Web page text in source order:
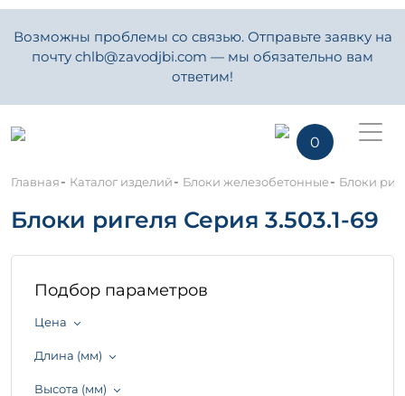
Возможны проблемы со связью. Отправьте заявку на
почту chlb@zavodjbi.com — мы обязательно вам
ответим!
0
Главная- Каталог изделий- Блоки железобетонные- Блоки
Блоки ригеля Серия 3.503.1-69
Подбор параметров
Цена
Длина (мм)
Высота (мм)